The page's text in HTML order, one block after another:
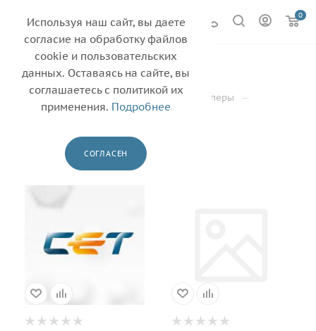
0
SHARP 13
Главная — Каталог — Тонеры и девелоперы —
Девелопер — SHARP
Используя наш сайт, вы даете
согласие на обработку файлов
cookie и пользовательских
данных. Оставаясь на сайте, вы
соглашаетесь с политикой их
применения. Подробнее
СОГЛАСЕН